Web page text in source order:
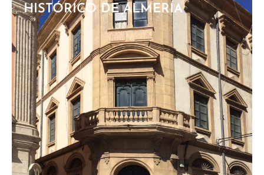
HISTÓRICO DE ALMERÍA